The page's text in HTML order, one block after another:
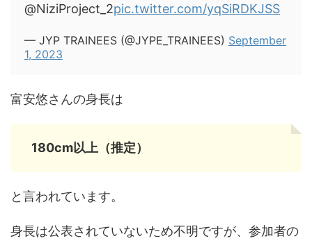
@NiziProject_2pic.twitter.com/yqSiRDKJSS
— JYP TRAINEES (@JYPE_TRAINEES) September
1, 2023
富安悠さんの身長は
180cm以上（推定）
と言われています。
身長は公表されていないため不明ですが、参加者の